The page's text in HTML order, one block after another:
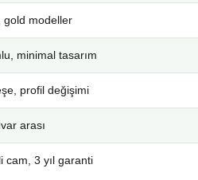
gold modeller
minimal tasarım
profil değişimi
arası
cam, 3 yıl garanti